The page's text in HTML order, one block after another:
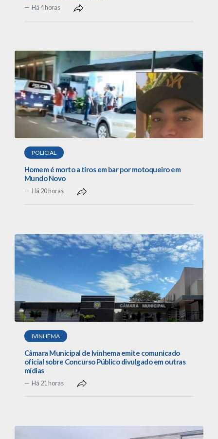
Há 4 horas
POLICIAL
Homem é morto a tiros em bar por motoqueiro em
Mundo Novo
Há 20 horas
IVINHEMA
Câmara Municipal de Ivinhema emite comunicado
oficial sobre Concurso Público divulgado em outras
mídias
Há 21 horas